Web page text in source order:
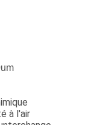
à l'air